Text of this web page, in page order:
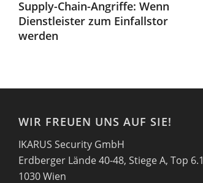
Supply-Chain-Angriffe: Wenn
Dienstleister zum Einfallstor
werden
WIR FREUEN UNS AUF SIE!
IKARUS Security GmbH
Erdberger Lände 40-48, Stiege A, Top 6.1
1030 Wien